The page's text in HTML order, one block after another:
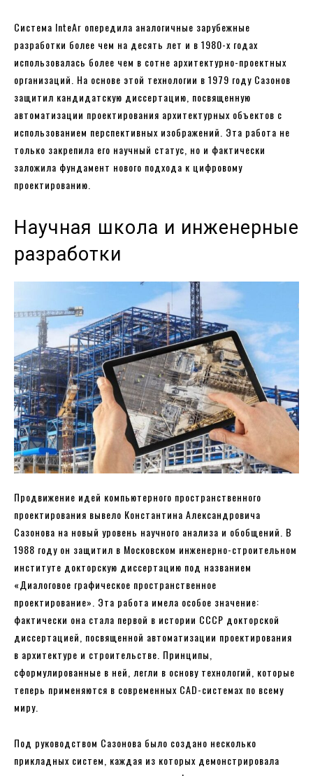
Система InteAr опередила аналогичные зарубежные
разработки более чем на десять лет и в 1980-х годах
использовалась более чем в сотне архитектурно-проектных
организаций. На основе этой технологии в 1979 году Сазонов
защитил кандидатскую диссертацию, посвященную
автоматизации проектирования архитектурных объектов с
использованием перспективных изображений. Эта работа не
только закрепила его научный статус, но и фактически
заложила фундамент нового подхода к цифровому
проектированию.
Научная школа и инженерные
разработки
Продвижение идей компьютерного пространственного
проектирования вывело Константина Александровича
Сазонова на новый уровень научного анализа и обобщений. В
1988 году он защитил в Московском инженерно-строительном
институте докторскую диссертацию под названием
«Диалоговое графическое пространственное
проектирование». Эта работа имела особое значение:
фактически она стала первой в истории СССР докторской
диссертацией, посвященной автоматизации проектирования
в архитектуре и строительстве. Принципы,
сформулированные в ней, легли в основу технологий, которые
теперь применяются в современных CAD-системах по всему
миру.
Под руководством Сазонова было создано несколько
прикладных систем, каждая из которых демонстрировала